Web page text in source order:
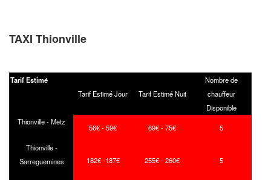
TAXI Thionville
Tarif Estimé
Tarif Estimé Jour
Tarif Estimé Nuit
Nombre de
chauffeur
Disponible
Thionville - Metz
56€ - 59€ 69€ - 75€ 5
Thionville -
Sarreguemines
182€ -187€ 255€ - 260€ 5